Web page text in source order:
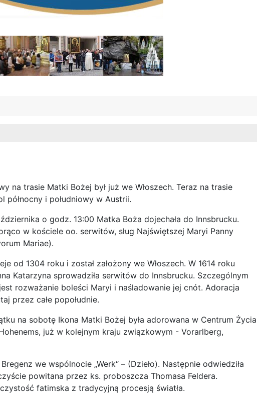
na trasie Matki Bożej był już we Włoszech. Teraz na trasie
północny i południowy w Austrii.
o godz. 13:00 Matka Boża dojechała do Innsbrucku.
w kościele oo. serwitów, sług Najświętszej Maryi Panny
Mariae).
od 1304 roku i został założony we Włoszech. W 1614 roku
Katarzyna sprowadziła serwitów do Innsbrucku. Szczególnym
rozważanie boleści Maryi i naśladowanie jej cnót. Adoracja
przez całe popołudnie.
na sobotę Ikona Matki Bożej była adorowana w Centrum Życia
już w kolejnym kraju związkowym - Vorarlberg,
we wspólnocie „Werk“ – (Dzieło). Następnie odwiedziła
powitana przez ks. proboszcza Thomasa Feldera.
fatimska z tradycyjną procesją światła.